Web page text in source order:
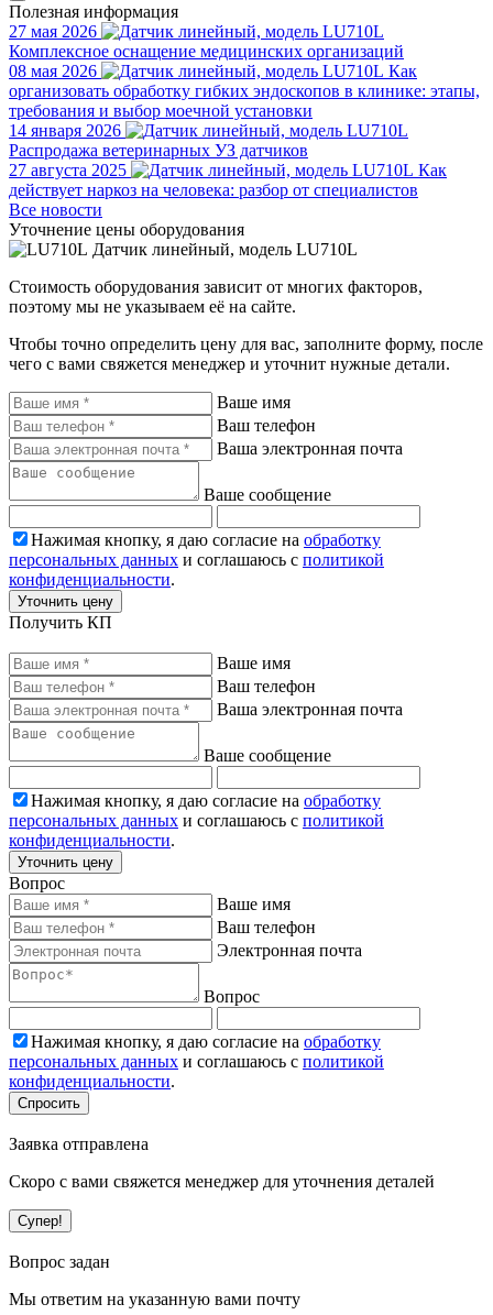
Полезная информация
27 мая 2026
Комплексное оснащение медицинских организаций
08 мая 2026
Как
организовать обработку гибких эндоскопов в клинике: этапы,
требования и выбор моечной установки
14 января 2026
Распродажа ветеринарных УЗ датчиков
27 августа 2025
Как
действует наркоз на человека: разбор от специалистов
Все новости
Уточнение цены оборудования
Датчик линейный, модель LU710L
Стоимость оборудования зависит от многих факторов,
поэтому мы не указываем её на сайте.
Чтобы точно определить цену для вас, заполните форму, после
чего с вами свяжется менеджер и уточнит нужные детали.
Ваше имя
Ваш телефон
Ваша электронная почта
Ваше сообщение
Нажимая кнопку, я даю согласие на обработку
персональных данных и соглашаюсь с политикой
конфиденциальности.
Уточнить цену
Получить КП
Ваше имя
Ваш телефон
Ваша электронная почта
Ваше сообщение
Нажимая кнопку, я даю согласие на обработку
персональных данных и соглашаюсь с политикой
конфиденциальности.
Уточнить цену
Вопрос
Ваше имя
Ваш телефон
Электронная почта
Вопрос
Нажимая кнопку, я даю согласие на обработку
персональных данных и соглашаюсь с политикой
конфиденциальности.
Спросить
Заявка отправлена
Скоро с вами свяжется менеджер для уточнения деталей
Супер!
Вопрос задан
Мы ответим на указанную вами почту